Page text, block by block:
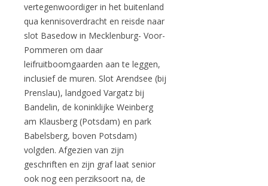
vertegenwoordiger in het buitenland
qua kennisoverdracht en reisde naar
slot Basedow in Mecklenburg- Voor-
Pommeren om daar
leifruitboomgaarden aan te leggen,
inclusief de muren. Slot Arendsee (bij
Prenslau), landgoed Vargatz bij
Bandelin, de koninklijke Weinberg
am Klausberg (Potsdam) en park
Babelsberg, boven Potsdam)
volgden. Afgezien van zijn
geschriften en zijn graf laat senior
ook nog een perziksoort na, de